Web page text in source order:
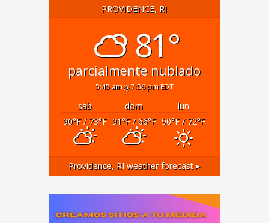
PROVIDENCE, RI
81°
parcialmente nublado
5:45 am 7:56 pm EDT
sáb dom
lun
90°F/ 73°F 91°F/ 66°F 90°F/ 72°F
Providence, RI weather forecast ▸